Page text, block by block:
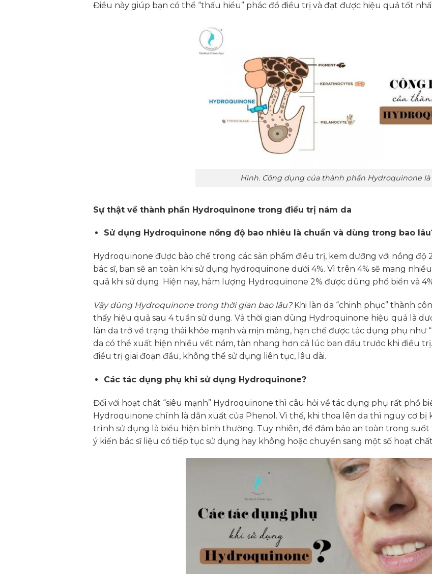
Điều này giúp bạn có thể “thấu hiểu” phác đồ điều trị và đạt được hiệu quả tốt
Hình. Công dụng của thành phần Hydroquinone là
Sự thật về thành phần Hydroquinone trong điều trị nám da
Sử dụng Hydroquinone nồng độ bao nhiêu là chuẩn và dùng trong bao
Hydroquinone được bào chế trong các sản phẩm điều trị, kem dưỡng với nồng độ
bác sĩ, bạn sẽ an toàn khi sử dụng hydroquinone dưới 4%. Vì trên 4% sẽ mang
quả khi sử dụng. Hiện nay, hàm lượng Hydroquinone 2% được dùng phổ biến và
Vậy dùng Hydroquinone trong thời gian bao lâu? Khi làn da “chinh phục” thành
thấy hiệu quả sau 4 tuần sử dụng. Vả thời gian dùng Hydroquinone hiệu quả là
làn da trở về trạng thái khỏe mạnh và mịn màng, hạn chế được tác dụng phụ như
da có thể xuất hiện nhiều vết nám, tàn nhang hơn cả lúc ban đầu trước khi điều
điều trị giai đoạn đầu, không thể sử dụng liên tục, lâu dài.
Các tác dụng phụ khi sử dụng Hydroquinone?
Đối với hoạt chất “siêu mạnh” Hydroquinone thì câu hỏi về tác dụng phụ rất phổ
Hydroquinone chính là dẫn xuất của Phenol. Vì thế, khi thoa lên da thì nguy cơ bị
trình sử dụng là biểu hiện bình thường. Tuy nhiên, để đảm bảo an toàn trong
ý kiến bác sĩ liệu có tiếp tục sử dụng hay không hoặc chuyển sang một số hoạt